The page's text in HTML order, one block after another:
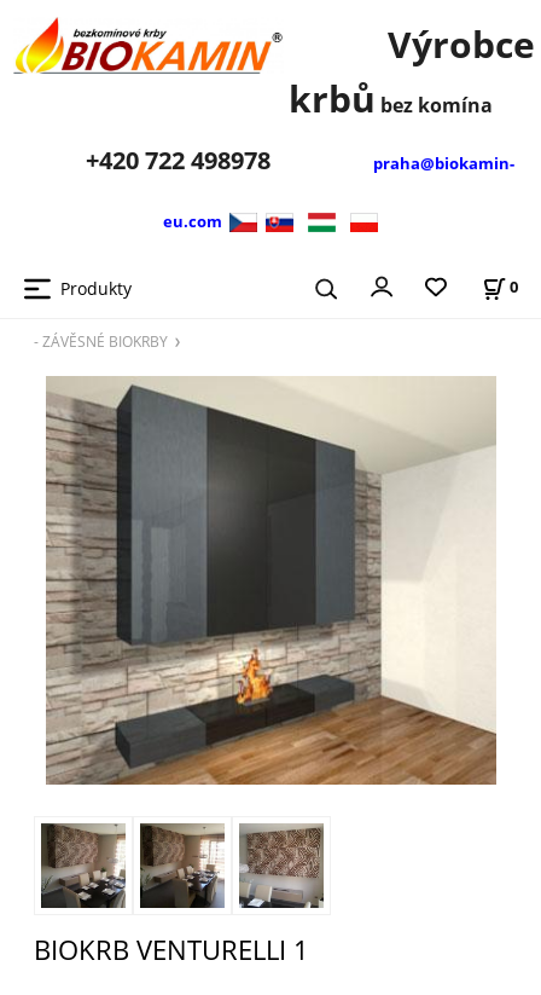
Výrobce
krbů bez komína
+420722 498978 praha@biokamin-
eu.com
Produkty 0
- ZÁVĚSNÉ BIOKRBY
BIOKRB VENTURELLI 1